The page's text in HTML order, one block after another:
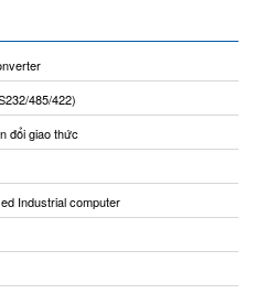
485/422)
đổi giao thức
Industrial computer